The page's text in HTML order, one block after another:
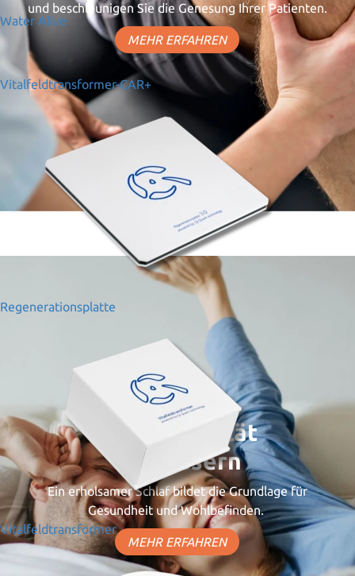
Water Alive
Vitalfeldtransformer-CAR+
Regenerationsplatte
Vitalfeldtransformer
und beschleunigen Sie die Genesung Ihrer Patienten.
MEHR ERFAHREN
Schlafqualität
verbessern
Ein erholsamer Schlaf bildet die Grundlage für
Gesundheit und Wohlbefinden.
MEHR ERFAHREN